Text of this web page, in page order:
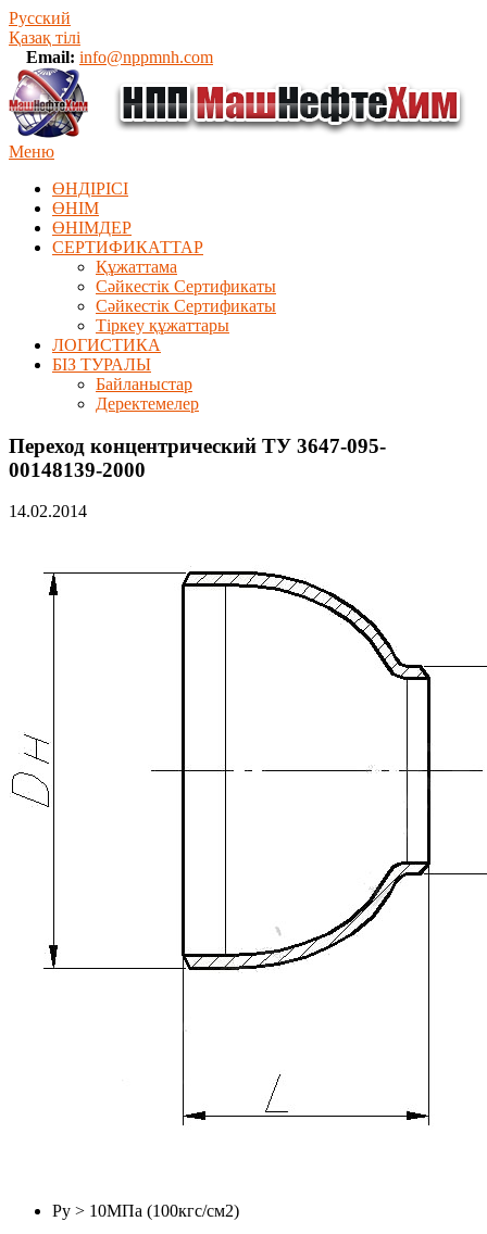
Русский
Қазақ тілі
Email: info@nppmnh.com
Меню
ӨНДІРІСІ
ӨНІМ
ӨHIМДЕР
СЕРТИФИКАТТАР
Құжаттама
Сәйкестік Сертификаты
Сәйкестік Сертификаты
Тіркеу құжаттары
ЛОГИСТИКА
БІЗ ТУРАЛЫ
Байланыстар
Деректемелер
Переход концентрический ТУ 3647-095-
00148139-2000
14.02.2014
Ру > 10МПа (100кгс/см2)